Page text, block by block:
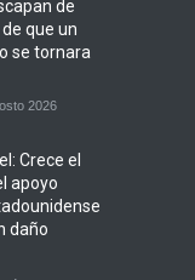
de
que un
se tornara
2026
Crece el
apoyo
daño